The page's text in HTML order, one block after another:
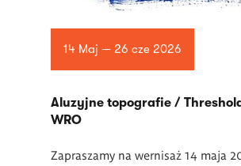
14 Maj — 26 cze 2026
Aluzyjne topografie /
WRO
Zapraszamy na wernisaż 14 maja